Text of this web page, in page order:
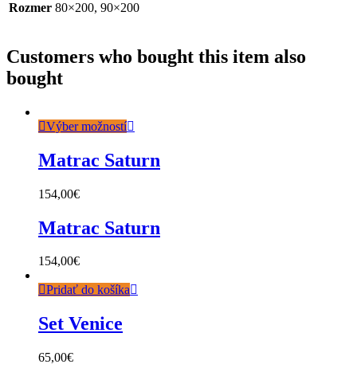
Rozmer 80×200, 90×200
Customers who bought this item also
bought
Výber možností
Matrac Saturn
154,00€
Matrac Saturn
154,00€
Pridať do košíka
Set Venice
65,00€